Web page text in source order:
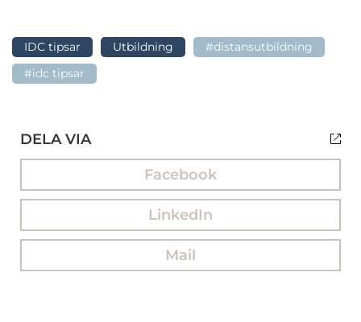
IDC tipsar Utbildning
#distansutbildning
#idc tipsar
DELA VIA
Facebook
LinkedIn
Mail